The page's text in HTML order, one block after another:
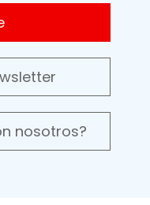
nosotros?